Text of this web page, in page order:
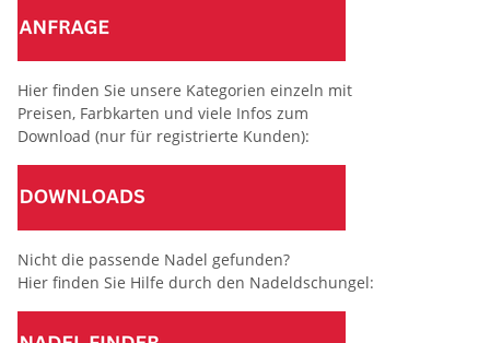
Hier finden Sie unsere Kategorien einzeln mit
Preisen, Farbkarten und viele Infos zum
Download (nur für registrierte Kunden):
Nicht die passende Nadel gefunden?
Hier finden Sie Hilfe durch den Nadeldschungel: